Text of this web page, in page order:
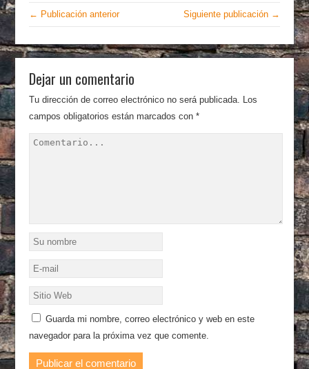
← Publicación anterior Siguiente publicación →
Dejar un comentario
Tu dirección de correo electrónico no será publicada. Los
campos obligatorios están marcados con*
Guarda mi nombre, correo electrónico y web en este
navegador para la próxima vez que comente.